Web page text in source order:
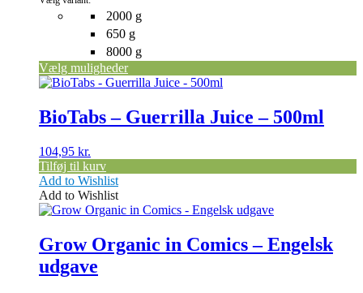
2000 g
650 g
8000 g
Vælg muligheder
på
varesiden
BioTabs – Guerrilla Juice – 500ml
104,95 kr.
Tilføj til kurv
Add to Wishlist
Add to Wishlist
Grow Organic in Comics – Engelsk
udgave